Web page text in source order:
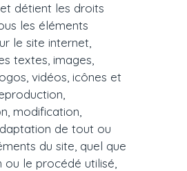
détient les droits
les éléments
le site internet,
textes, images,
vidéos, icônes et
modification,
de tout ou
du site, quel que
le procédé utilisé,